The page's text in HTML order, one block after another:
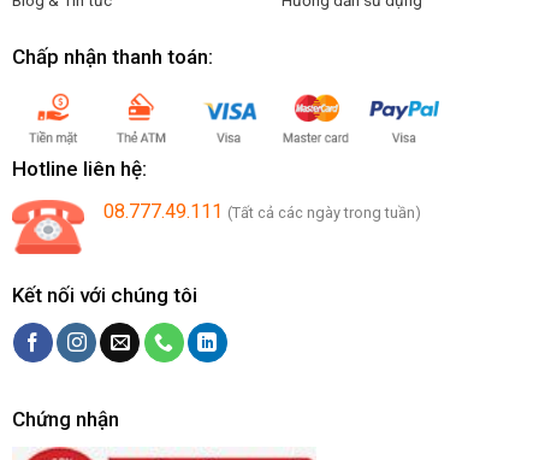
Chấp nhận thanh toán:
Hotline liên hệ:
08.777.49.111 (Tất cả các ngày trong tuần)
Kết nối với chúng tôi
Chứng nhận